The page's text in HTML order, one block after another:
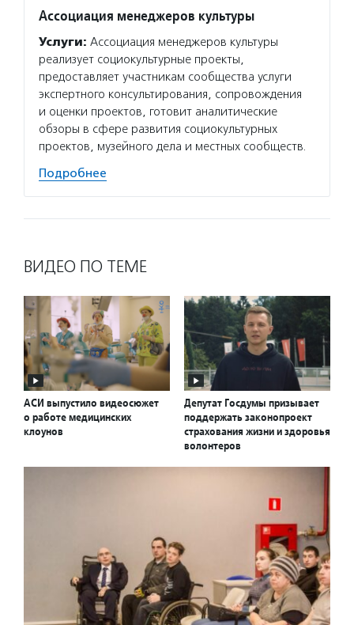
Ассоциация менеджеров культуры
Услуги: Ассоциация менеджеров культуры
реализует социокультурные проекты,
предоставляет участникам сообщества услуги
экспертного консультирования, сопровождения
и оценки проектов, готовит аналитические
обзоры в сфере развития социокультурных
проектов, музейного дела и местных сообществ.
Подробнее
ВИДЕО ПО ТЕМЕ
АСИ выпустило видеосюжет
о работе медицинских
клоунов
Депутат Госдумы призывает
поддержать законопроект
страхования жизни и здоровья
волонтеров